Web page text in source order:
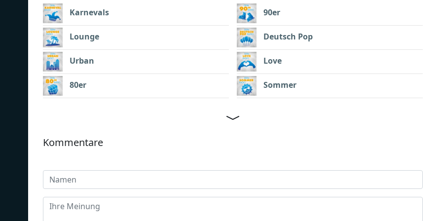
Karnevals
Lounge
Urban
80er
90er
Deutsch Pop
Love
Sommer
Kommentare